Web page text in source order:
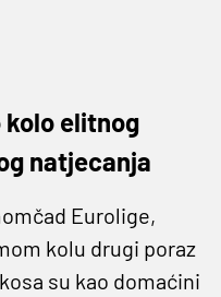
kolo elitnog
natjecanja
Eurolige,
kolu drugi poraz
su kao domaćini